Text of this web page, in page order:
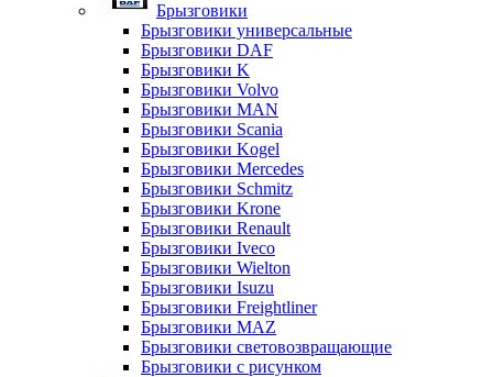
Брызговики
Брызговики универсальные
Брызговики DAF
Брызговики K
Брызговики Volvo
Брызговики MAN
Брызговики Scania
Брызговики Kogel
Брызговики Mercedes
Брызговики Schmitz
Брызговики Krone
Брызговики Renault
Брызговики Iveco
Брызговики Wielton
Брызговики Isuzu
Брызговики Freightliner
Брызговики MAZ
Брызговики световозвращающие
Брызговики с рисунком